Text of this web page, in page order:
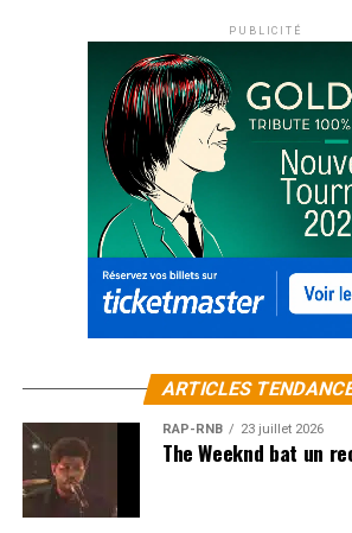
PUBLICITÉ
ARTICLES
RAP-RNB 23 juillet 2026
The Weeknd bat un